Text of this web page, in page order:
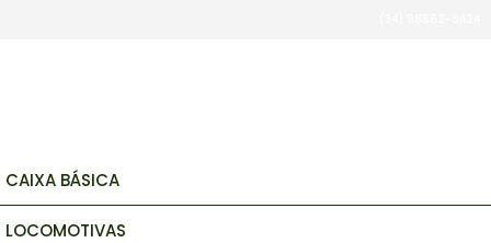
CAIXA BÁSICA
LOCOMOTIVAS